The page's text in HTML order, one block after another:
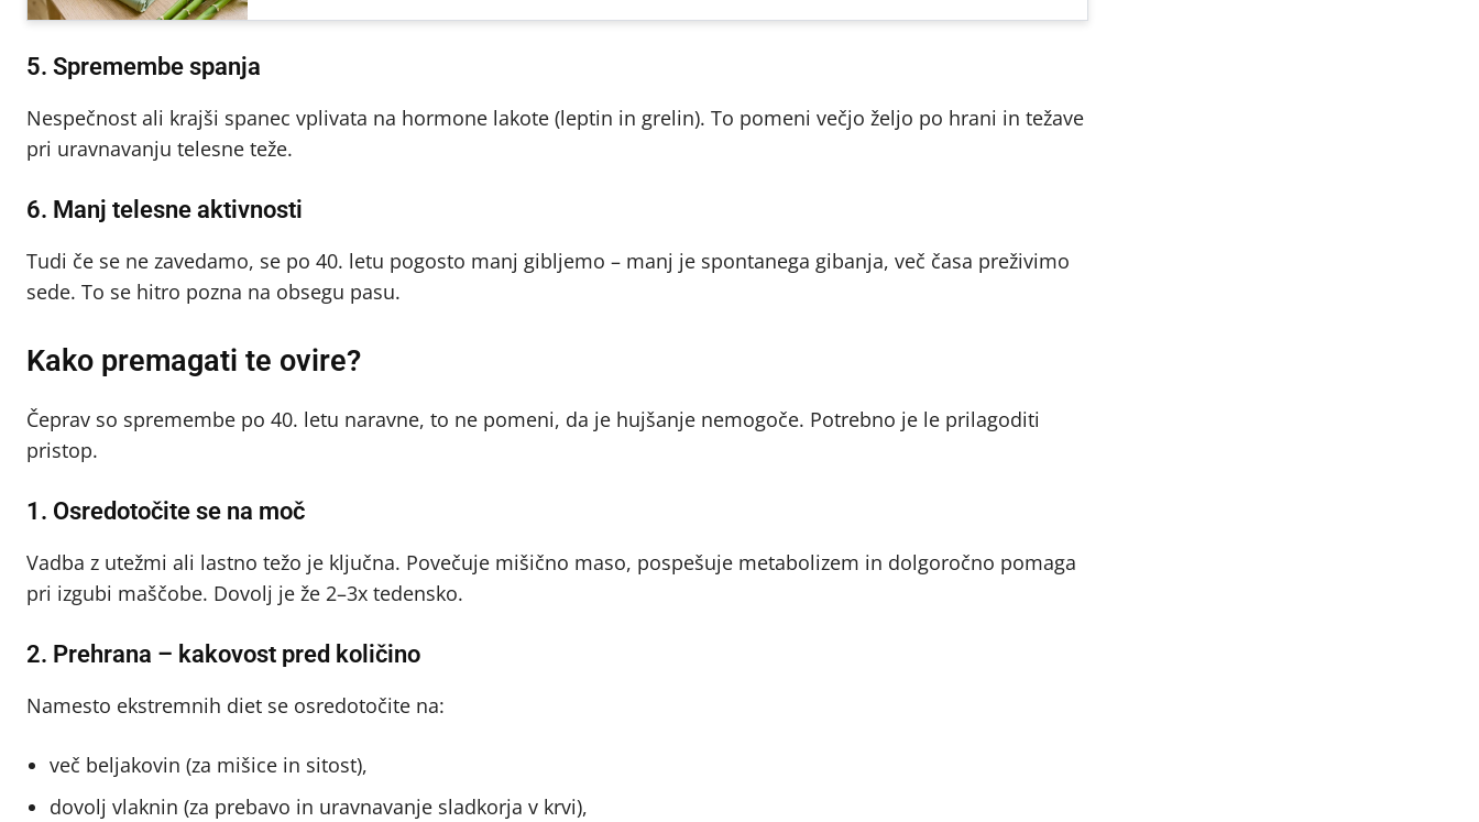
5. Spremembe spanja
Nespečnost ali krajši spanec vplivata na hormone lakote (leptin in grelin). To pomeni večjo željo po hrani in težave
pri uravnavanju telesne teže.
6. Manj telesne aktivnosti
Tudi če se ne zavedamo, se po 40. letu pogosto manj gibljemo – manj je spontanega gibanja, več časa preživimo
sede. To se hitro pozna na obsegu pasu.
Kako premagati te ovire?
Čeprav so spremembe po 40. letu naravne, to ne pomeni, da je hujšanje nemogoče. Potrebno je le prilagoditi
pristop.
1. Osredotočite se na moč
Vadba z utežmi ali lastno težo je ključna. Povečuje mišično maso, pospešuje metabolizem in dolgoročno pomaga
pri izgubi maščobe. Dovolj je že 2–3x tedensko.
2. Prehrana – kakovost pred količino
Namesto ekstremnih diet se osredotočite na:
več beljakovin (za mišice in sitost),
dovolj vlaknin (za prebavo in uravnavanje sladkorja v krvi),